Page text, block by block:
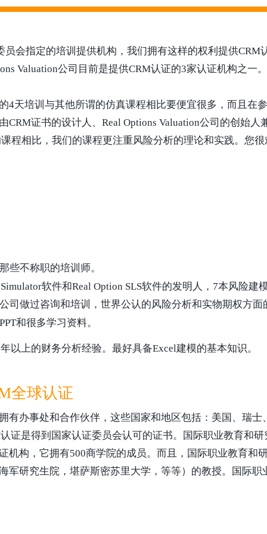
员会指定的培训提供机构，我们拥有这样的权利提供
Valuation公司目前是提供CRM认证的3家认证机构之一。
4天培训与其他所谓的仿真课程相比要便宜很多，而且在
证书的设计人、Real Options Valuation公司的创始人
程相比，我们的课程更注重风险分析的理论和实践。您
些不称职的培训师。
软件和Real Option SLS软件的发明人，7本风险
司做过咨询和培训，世界公认的风险分析和实物期权方面
和很多学习资料。
以上的财务分析经验。最好具备Excel建模的基本知识。
全球认证
有办事处和合作伙伴，这些国家和地区包括：美国、瑞
证是得到国家认证委员会认可的证书。国际职业教育和
机构，它拥有500商学院的成员。而且，国际职业教育和
军研究生院，堪萨斯密苏里大学，等等）的教授。国际